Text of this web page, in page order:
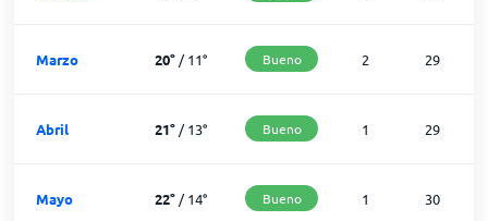
Marzo 20° /11° Bueno 2 29
Abril 21° /13° Bueno 1 29
Mayo 22° /14° Bueno 1 30